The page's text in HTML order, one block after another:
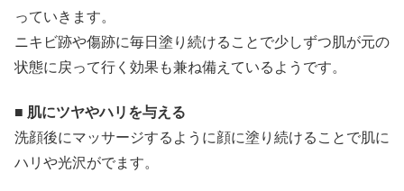
っていきます。
ニキビ跡や傷跡に毎日塗り続けることで少しずつ肌が元の
状態に戻って行く効果も兼ね備えているようです。
■ 肌にツヤやハリを与える
洗顔後にマッサージするように顔に塗り続けることで肌に
ハリや光沢がでます。